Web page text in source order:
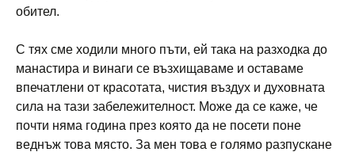
обител.
С тях сме ходили много пъти, ей така на разходка до
манастира и винаги се възхищаваме и оставаме
впечатлени от красотата, чистия въздух и духовната
сила на тази забележителност. Може да се каже, че
почти няма година през която да не посети поне
веднъж това място. За мен това е голямо разпускане